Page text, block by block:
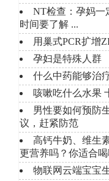
NT检查：孕妈一
时间要了解 ...
用巢式PCR扩增
孕妇是特殊人群
什么中药能够治
咳嗽吃什么水果
男性要如何预防
议，赶紧防范
高钙牛奶、维生
更营养吗？你适合喝
物联网云端宝宝